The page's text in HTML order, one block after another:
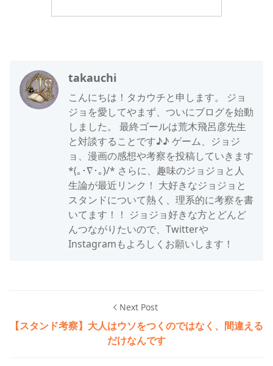
takauchi
こんにちは！タカウチと申します。 ジョ
ジョを愛してやまず、ついにブログを始動
しました。 最終ゴールは荒木飛呂彦先生
と対談することです♪♪ ゲーム、ジョジ
ョ、漫画の感想や考察を投稿していきます
*(｡･∇･｡)/* さらに、趣味のジョジョと人
生論が最近リンク！ 大好きなジョジョと
スタンドについて熱く、理系的に考察を書
いてます！！ ジョジョ好きな方とどんど
んつながりたいので、Twitterや
Instagramもよろしくお願いします！
Next Post
【スタンド考察】大人はウソをつくのではなく、間違える
だけなんです